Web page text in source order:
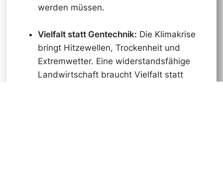
werden müssen.
Vielfalt statt Gentechnik: Die Klimakrise
bringt Hitzewellen, Trockenheit und
Extremwetter. Eine widerstandsfähige
Landwirtschaft braucht Vielfalt statt